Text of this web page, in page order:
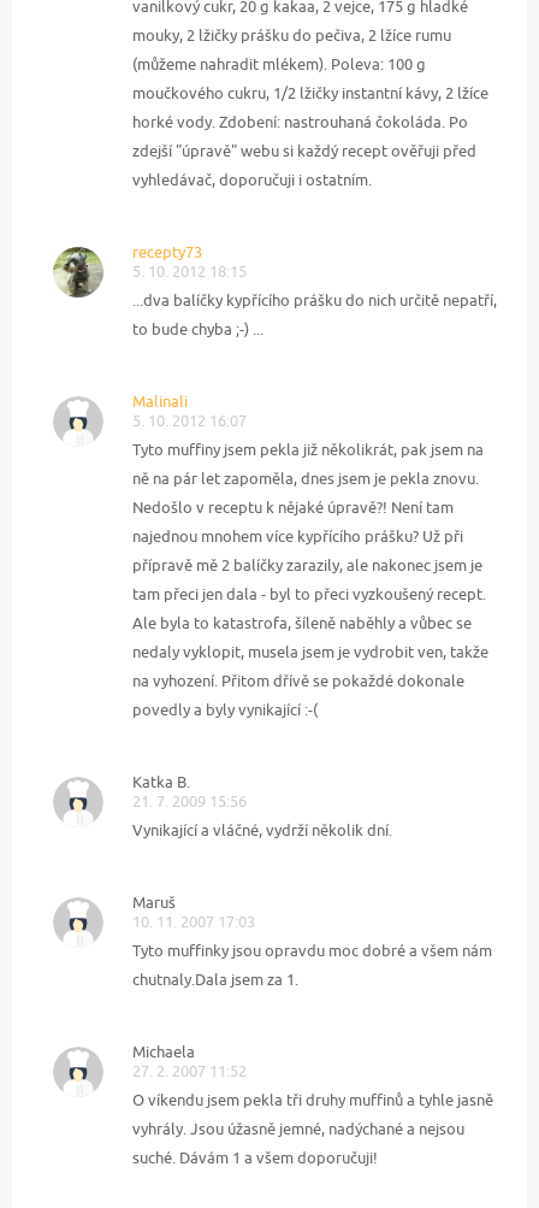
vanilkový cukr, 20 g kakaa, 2 vejce, 175 g hladké
mouky, 2 lžičky prášku do pečiva, 2 lžíce rumu
(můžeme nahradit mlékem). Poleva: 100 g
moučkového cukru, 1/2 lžičky instantní kávy, 2 lžíce
horké vody. Zdobení: nastrouhaná čokoláda. Po
zdejší "úpravě" webu si každý recept ověřuji před
vyhledávač, doporučuji i ostatním.
recepty73
5. 10. 2012 18:15
...dva balíčky kypřícího prášku do nich určitě nepatří,
to bude chyba ;-) ...
Malinali
5. 10. 2012 16:07
Tyto muffiny jsem pekla již několikrát, pak jsem na
ně na pár let zapoměla, dnes jsem je pekla znovu.
Nedošlo v receptu k nějaké úpravě?! Není tam
najednou mnohem více kypřícího prášku? Už při
přípravě mě 2 balíčky zarazily, ale nakonec jsem je
tam přeci jen dala - byl to přeci vyzkoušený recept.
Ale byla to katastrofa, šíleně naběhly a vůbec se
nedaly vyklopit, musela jsem je vydrobit ven, takže
na vyhození. Přitom dřívě se pokaždé dokonale
povedly a byly vynikající :-(
Katka B.
21. 7. 2009 15:56
Vynikající a vláčné, vydrží několik dní.
Maruš
10. 11. 2007 17:03
Tyto muffinky jsou opravdu moc dobré a všem nám
chutnaly.Dala jsem za 1.
Michaela
27. 2. 2007 11:52
O víkendu jsem pekla tři druhy muffinů a tyhle jasně
vyhrály. Jsou úžasně jemné, nadýchané a nejsou
suché. Dávám 1 a všem doporučuji!